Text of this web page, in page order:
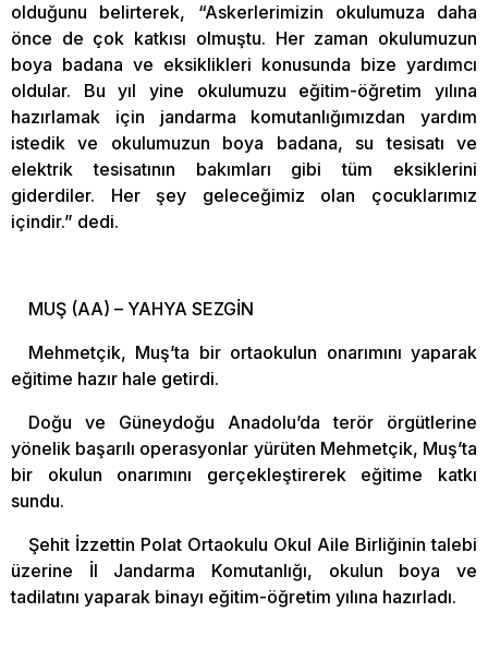
olduğunu belirterek, “Askerlerimizin okulumuza daha
önce de çok katkısı olmuştu. Her zaman okulumuzun
boya badana ve eksiklikleri konusunda bize yardımcı
oldular. Bu yıl yine okulumuzu eğitim-öğretim yılına
hazırlamak için jandarma komutanlığımızdan yardım
istedik ve okulumuzun boya badana, su tesisatı ve
elektrik tesisatının bakımları gibi tüm eksiklerini
giderdiler. Her şey geleceğimiz olan çocuklarımız
içindir.” dedi.
MUŞ (AA) – YAHYA SEZGİN
Mehmetçik, Muş’ta bir ortaokulun onarımını yaparak
eğitime hazır hale getirdi.
Doğu ve Güneydoğu Anadolu’da terör örgütlerine
yönelik başarılı operasyonlar yürüten Mehmetçik, Muş’ta
bir okulun onarımını gerçekleştirerek eğitime katkı
sundu.
Şehit İzzettin Polat Ortaokulu Okul Aile Birliğinin talebi
üzerine İl Jandarma Komutanlığı, okulun boya ve
tadilatını yaparak binayı eğitim-öğretim yılına hazırladı.